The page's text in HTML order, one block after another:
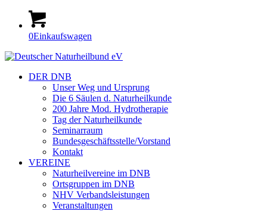
0Einkaufswagen
DER DNB
Unser Weg und Ursprung
Die 6 Säulen d. Naturheilkunde
200 Jahre Mod. Hydrotherapie
Tag der Naturheilkunde
Seminarraum
Bundesgeschäftsstelle/Vorstand
Kontakt
VEREINE
Naturheilvereine im DNB
Ortsgruppen im DNB
NHV Verbandsleistungen
Veranstaltungen